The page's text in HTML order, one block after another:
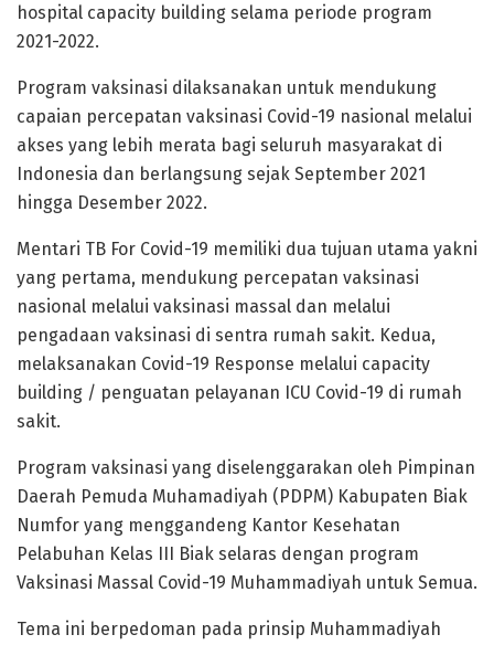
hospital capacity building selama periode program
2021-2022.
Program vaksinasi dilaksanakan untuk mendukung
capaian percepatan vaksinasi Covid-19 nasional melalui
akses yang lebih merata bagi seluruh masyarakat di
Indonesia dan berlangsung sejak September 2021
hingga Desember 2022.
Mentari TB For Covid-19 memiliki dua tujuan utama yakni
yang pertama, mendukung percepatan vaksinasi
nasional melalui vaksinasi massal dan melalui
pengadaan vaksinasi di sentra rumah sakit. Kedua,
melaksanakan Covid-19 Response melalui capacity
building / penguatan pelayanan ICU Covid-19 di rumah
sakit.
Program vaksinasi yang diselenggarakan oleh Pimpinan
Daerah Pemuda Muhamadiyah (PDPM) Kabupaten Biak
Numfor yang menggandeng Kantor Kesehatan
Pelabuhan Kelas III Biak selaras dengan program
Vaksinasi Massal Covid-19 Muhammadiyah untuk Semua.
Tema ini berpedoman pada prinsip Muhammadiyah